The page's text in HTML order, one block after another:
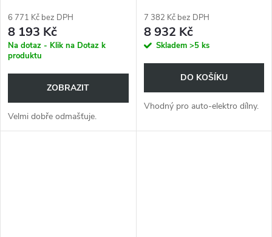
6 771 Kč bez DPH
8 193 Kč
Na dotaz - Klik na Dotaz k
produktu
ZOBRAZIT
Velmi dobře odmašťuje.
7 382 Kč bez DPH
8 932 Kč
Skladem >5 ks
DO KOŠÍKU
Vhodný pro auto-elektro dílny.